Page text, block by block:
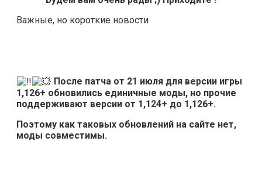
Важные, но короткие новости
После патча от 21 июля для версии игры
1,126+ обновились единичные моды, но прочие
поддерживают версии от 1,124+ до 1,126+.
Поэтому как таковых обновлений на сайте нет,
моды совместимы.